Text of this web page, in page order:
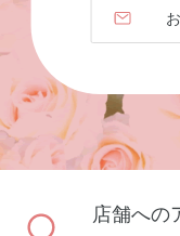
店舗への